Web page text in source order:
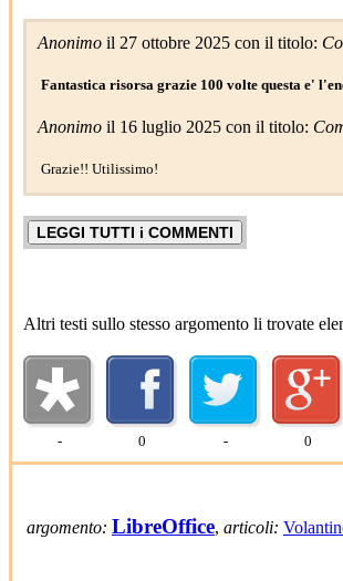
Anonimo il 27 ottobre 2025 con il titolo:
Fantastica risorsa grazie 100 volte questa e'
Anonimo il 16 luglio 2025 con il titolo:
Grazie!! Utilissimo!
Altri testi sullo stesso argomento li trovate
- 0 - 0
argomento: LibreOffice, articoli: